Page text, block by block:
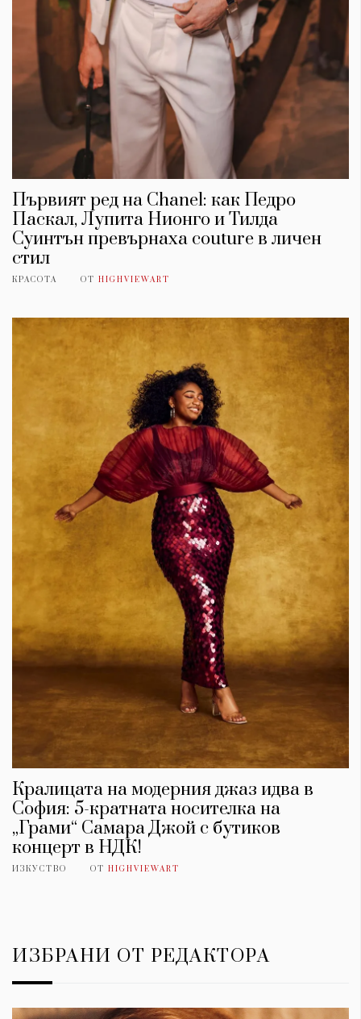
Първият ред на Chanel: как Педро
Паскал, Лупита Нионго и Тилда
Суинтън превърнаха couture в личен
стил
КРАСОТА ОТ HIGHVIEWART
Кралицата на модерния джаз идва в
София: 5-кратната носителка на
„Грами“ Самара Джой с бутиков
концерт в НДК!
ИЗКУСТВО ОТ HIGHVIEWART
ИЗБРАНИ ОТ РЕДАКТОРА